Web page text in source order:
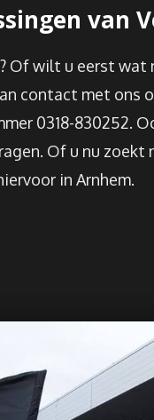
van
Of wilt u eerst wat
contact met ons
0318-830252.
Of u nu zoekt
in Arnhem.